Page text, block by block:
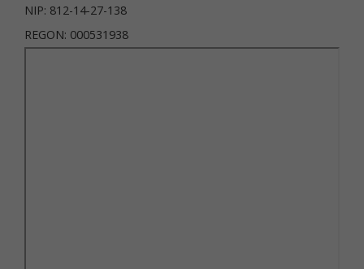
NIP: 812-14-27-138
REGON: 000531938